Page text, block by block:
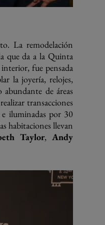
La remodelación
que da a la Quinta
fue pensada
la joyería, relojes,
de áreas
transacciones
e iluminadas por 30
habitaciones llevan
Taylor, Andy